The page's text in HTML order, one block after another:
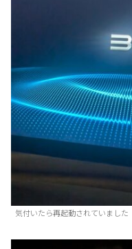
気付いたら再起動されていました